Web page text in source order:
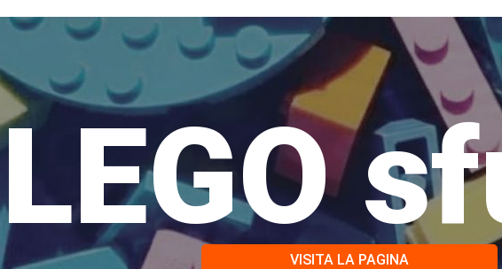
LEGO
VISITA LA PAGINA